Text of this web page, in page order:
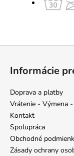
Informácie
Doprava a platby
Vrátenie - Výmena -
Kontakt
Spolupráca
Obchodné
Zásady ochrany